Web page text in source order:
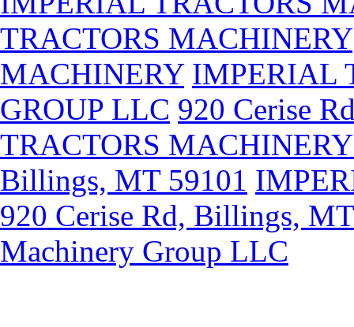
TRACTORS MACHINERY
MACHINERY IMPERIAL
GROUP LLC 920 Cerise
TRACTORS
Billings, MT 59101
920 Cerise Rd, Billings,
Machinery Group LLC